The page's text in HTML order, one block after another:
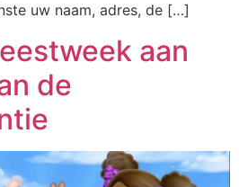
uw naam, adres, de […]
aan
de